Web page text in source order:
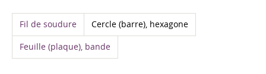
Fil de soudure Cercle (barre), hexagone
Feuille (plaque), bande